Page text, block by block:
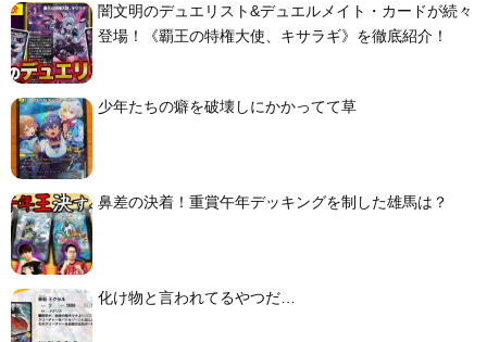
闇文明のデュエリスト&デュエルメイト・カードが続々
登場！《覇王の特権大使、キサラギ》を徹底紹介！
少年たちの癖を破壊しにかかってて草
鼻差の決着！重賞午年デッキングを制した雄馬は？
化け物と言われてるやつだ…